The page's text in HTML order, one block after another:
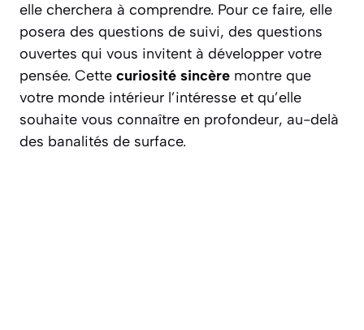
elle cherchera à comprendre. Pour ce faire, elle
posera des questions de suivi, des questions
ouvertes qui vous invitent à développer votre
pensée. Cette curiosité sincère montre que
votre monde intérieur l’intéresse et qu’elle
souhaite vous connaître en profondeur, au-delà
des banalités de surface.